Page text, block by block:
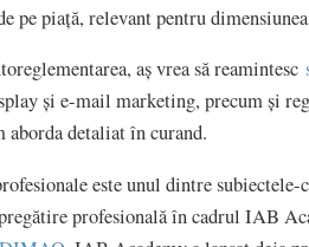
pe piață, relevant pentru
aș vrea să reamintesc
și e-mail marketing, precum și
aborda detaliat în curand.
este unul dintre subiectele-
profesională în cadrul IAB